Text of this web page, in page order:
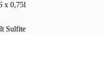
x 0,75l
Sulfite